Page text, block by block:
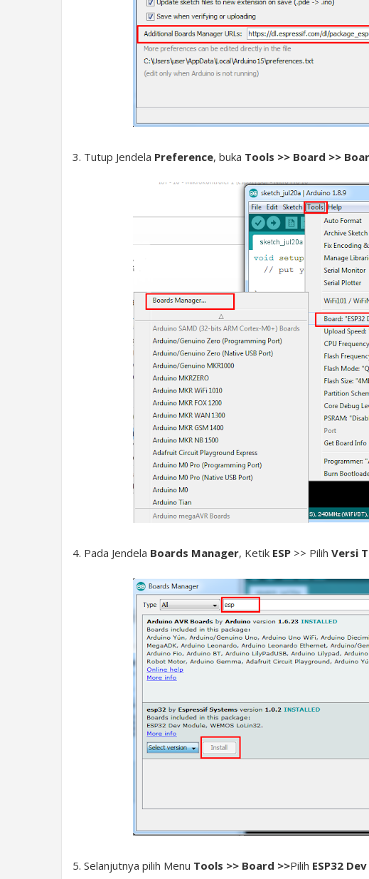
3. Tutup Jendela Preference, buka Tools >> Board >>
4. Pada Jendela Boards Manager, Ketik ESP >> Pilih Versi
5. Selanjutnya pilih Menu Tools >> Board >>Pilih ESP32